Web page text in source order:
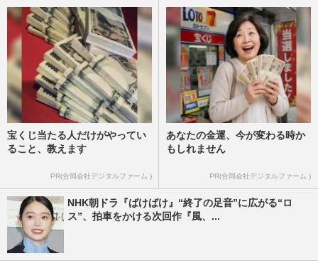
宝くじ当たる人だけがやってい
ること、教えます
PR(合同会社デジタルファーム )
あなたの金運、今が変わる時か
もしれません
PR(合同会社デジタルファーム )
NHK朝ドラ『ばけばけ』“終了の足音”に広がる“ロ
ス”、拍車をかける次回作『風、...